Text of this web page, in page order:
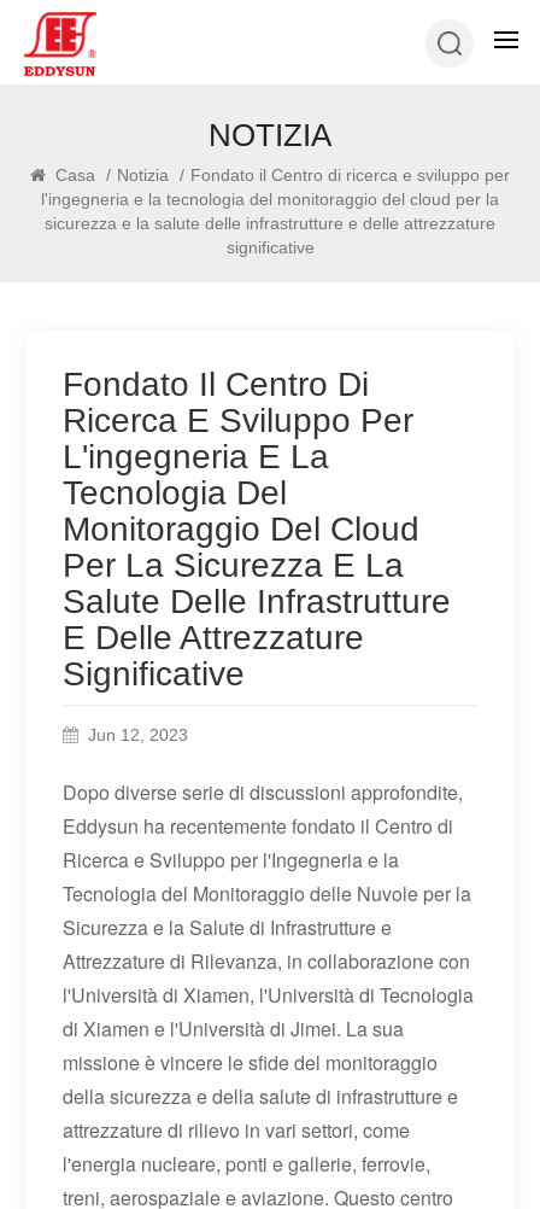
NOTIZIA
Casa / Notizia / Fondato il Centro di ricerca e sviluppo per
l'ingegneria e la tecnologia del monitoraggio del cloud per la
sicurezza e la salute delle infrastrutture e delle attrezzature
significative
Fondato Il Centro Di
Ricerca E Sviluppo Per
L'ingegneria E La
Tecnologia Del
Monitoraggio Del Cloud
Per La Sicurezza E La
Salute Delle Infrastrutture
E Delle Attrezzature
Significative
Jun 12, 2023
Dopo diverse serie di discussioni approfondite,
Eddysun ha recentemente fondato il Centro di
Ricerca e Sviluppo per l'Ingegneria e la
Tecnologia del Monitoraggio delle Nuvole per la
Sicurezza e la Salute di Infrastrutture e
Attrezzature di Rilevanza, in collaborazione con
l'Università di Xiamen, l'Università di Tecnologia
di Xiamen e l'Università di Jimei. La sua
missione è vincere le sfide del monitoraggio
della sicurezza e della salute di infrastrutture e
attrezzature di rilievo in vari settori, come
l'energia nucleare, ponti e gallerie, ferrovie,
treni, aerospaziale e aviazione. Questo centro